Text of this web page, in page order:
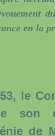
en la
le
son
de